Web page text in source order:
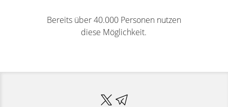
Bereits über 40.000 Personen nutzen
diese Möglichkeit.